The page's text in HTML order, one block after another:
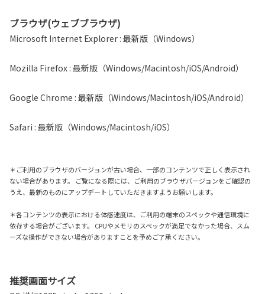
ブラウザ(ウェブブラウザ)
Microsoft Internet Explorer : 最新版（Windows）
Mozilla Firefox : 最新版（Windows/Macintosh/iOS/Android）
Google Chrome : 最新版（Windows/Macintosh/iOS/Android）
Safari : 最新版（Windows/Macintosh/iOS）
＊ご利用のブラウザのバージョンが古い場合、一部のコンテンツで正しく表示され
ない場合があります。 ご覧になる際には、ご利用のブラウザバージョンをご確認の
うえ、最新のものにアップデートしていただきますようお願いします。
＊各コンテンツの表示における体感速度は、ご利用の端末のスペックや通信環境に
依存する場合がございます。 CPUやメモリのスペックが満足でなかった場合、スム
ーズな操作ができない場合がありますことを予めご了承ください。
推奨画面サイズ